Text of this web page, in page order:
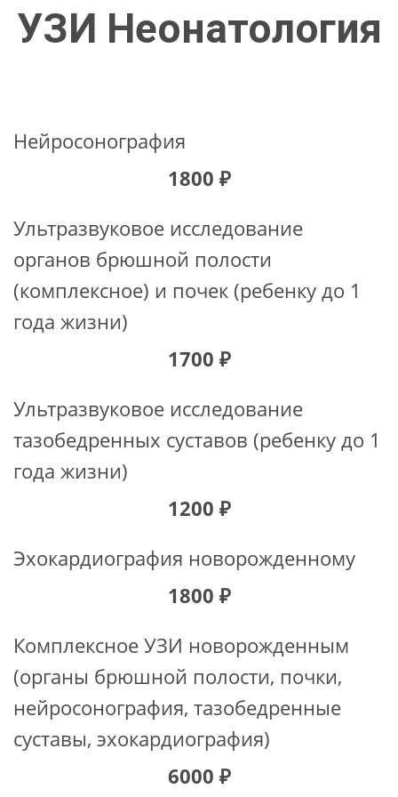
УЗИ Неонатология
Нейросонография
1800 ₽
Ультразвуковое исследование
органов брюшной полости
(комплексное) и почек (ребенку до 1
года жизни)
1700 ₽
Ультразвуковое исследование
тазобедренных суставов (ребенку до 1
года жизни)
1200 ₽
Эхокардиография новорожденному
1800 ₽
Комплексное УЗИ новорожденным
(органы брюшной полости, почки,
нейросонография, тазобедренные
суставы, эхокардиография)
6000 ₽